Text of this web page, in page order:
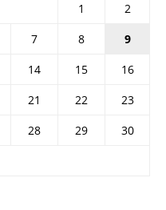
1
2
7 8
9
14 15
16
21 22
23
28 29
30